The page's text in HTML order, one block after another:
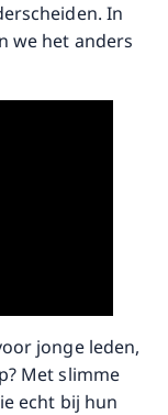
In
we het anders
jonge leden,
Met slimme
echt bij hun